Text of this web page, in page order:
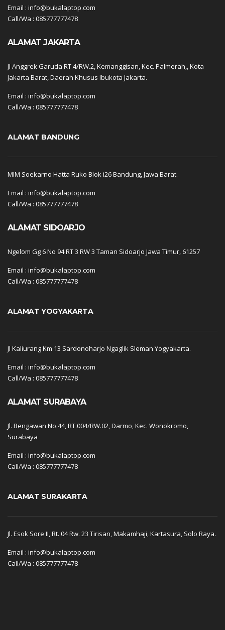
Email : info@bukalaptop.com
Call/Wa : 085777777478
ALAMAT JAKARTA
Jl Anggrek Garuda RT.4/RW.2, Kemanggisan, Kec. Palmerah,, Kota
Jakarta Barat, Daerah Khusus Ibukota Jakarta.
Email : info@bukalaptop.com
Call/Wa : 085777777478
ALAMAT BANDUNG
MIM Soekarno Hatta Ruko Blok i26 Bandung, Jawa Barat.
Email : info@bukalaptop.com
Call/Wa : 085777777478
ALAMAT SIDOARJO
Ngelom Gg 6 No 94 RT 3 RW 3 Taman Sidoarjo Jawa Timur, 61257
Email : info@bukalaptop.com
Call/Wa : 085777777478
ALAMAT YOGYAKARTA
Jl Kaliurang Km 13 Sardonoharjo Ngaglik Sleman Yogyakarta.
Email : info@bukalaptop.com
Call/Wa : 085777777478
ALAMAT SURABAYA
Jl. Bengawan No.44, RT.004/RW.02, Darmo, Kec. Wonokromo,
Surabaya
Email : info@bukalaptop.com
Call/Wa : 085777777478
ALAMAT SURAKARTA
Jl. Esok Sore II, Rt. 04 Rw. 23 Tirisan, Makamhaji, Kartasura, Solo Raya.
Email : info@bukalaptop.com
Call/Wa : 085777777478